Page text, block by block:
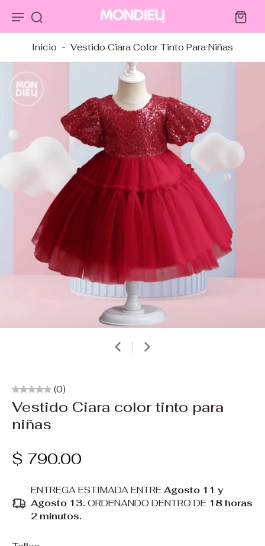
Inicio - Vestido Ciara Color Tinto Para Niñas
(0)
Vestido Ciara color tinto para
niñas
$ 790.00
ENTREGA ESTIMADA ENTRE Agosto 11 y
Agosto 13. ORDENANDO DENTRO DE 18 horas
2 minutos.